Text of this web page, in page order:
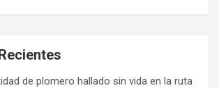
de plomero hallado sin vida en la ruta